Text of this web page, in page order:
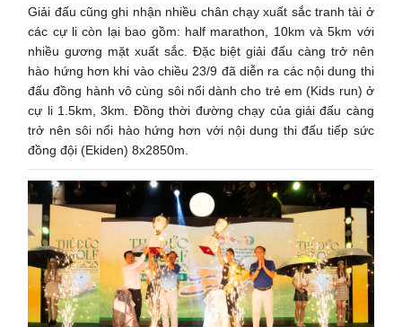
Giải đấu cũng ghi nhận nhiều chân chạy xuất sắc tranh tài ở
các cự li còn lại bao gồm: half marathon, 10km và 5km với
nhiều gương mặt xuất sắc. Đặc biệt giải đấu càng trở nên
hào hứng hơn khi vào chiều 23/9 đã diễn ra các nội dung thi
đấu đồng hành vô cùng sôi nổi dành cho trẻ em (Kids run) ở
cự li 1.5km, 3km. Đồng thời đường chạy của giải đấu càng
trở nên sôi nổi hào hứng hơn với nội dung thi đấu tiếp sức
đồng đội (Ekiden) 8x2850m.